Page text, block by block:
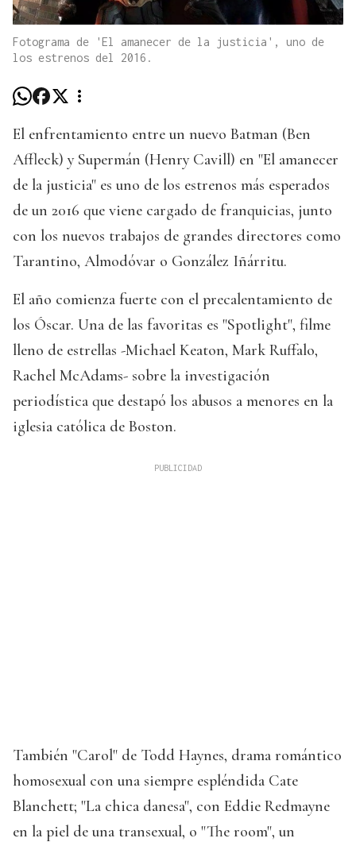
Fotograma de 'El amanecer de la justicia', uno de
los estrenos del 2016.
El enfrentamiento entre un nuevo Batman (Ben
Affleck) y Supermán (Henry Cavill) en "El amanecer
de la justicia" es uno de los estrenos más esperados
de un 2016 que viene cargado de franquicias, junto
con los nuevos trabajos de grandes directores como
Tarantino, Almodóvar o González Iñárritu.
El año comienza fuerte con el precalentamiento de
los Óscar. Una de las favoritas es "Spotlight", filme
lleno de estrellas -Michael Keaton, Mark Ruffalo,
Rachel McAdams- sobre la investigación
periodística que destapó los abusos a menores en la
iglesia católica de Boston.
También "Carol" de Todd Haynes, drama romántico
homosexual con una siempre espléndida Cate
Blanchett; "La chica danesa", con Eddie Redmayne
en la piel de una transexual, o "The room", un